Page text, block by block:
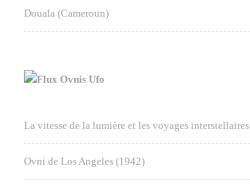
Douala (Cameroun)
Ovnis Ufo
La vitesse de la lumière et les voyages interstellaires
Ovni de Los Angeles (1942)